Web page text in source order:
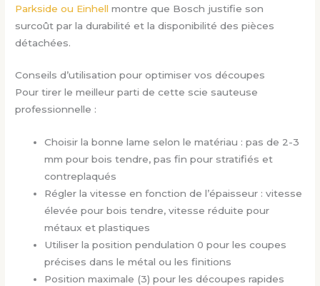
Parkside ou Einhell montre que Bosch justifie son
surcoût par la durabilité et la disponibilité des pièces
détachées.
Conseils d’utilisation pour optimiser vos découpes
Pour tirer le meilleur parti de cette scie sauteuse
professionnelle :
Choisir la bonne lame selon le matériau : pas de 2-3
mm pour bois tendre, pas fin pour stratifiés et
contreplaqués
Régler la vitesse en fonction de l’épaisseur : vitesse
élevée pour bois tendre, vitesse réduite pour
métaux et plastiques
Utiliser la position pendulation 0 pour les coupes
précises dans le métal ou les finitions
Position maximale (3) pour les découpes rapides